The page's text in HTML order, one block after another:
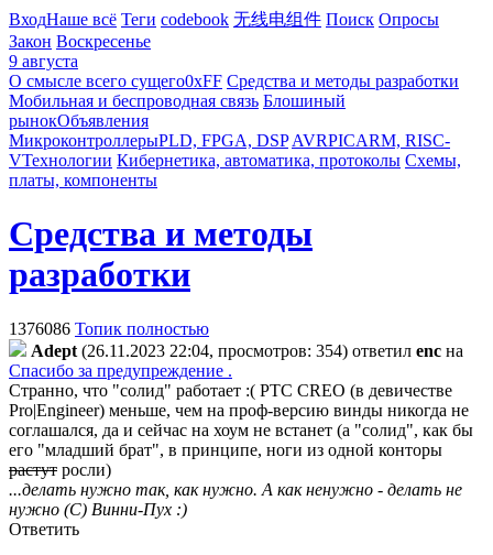
ВходНаше всё Теги codebook 无线电组件 Поиск Опросы
Закон Воскресенье
9 августа
О смысле всего сущего0xFF Средства и методы разработки
Мобильная и беспроводная связь Блошиный
рынокОбъявления
МикроконтроллерыPLD, FPGA, DSP AVRPICARM, RISC-
VТехнологии Кибернетика, автоматика, протоколы Схемы,
платы, компоненты
Средства и методы
разработки
1376086 Топик полностью
Adept (26.11.2023 22:04, просмотров: 354) ответил enc на
Спасибо за предупреждение .
Странно, что "солид" работает :( PTC CREO (в девичестве
Pro|Engineer) меньше, чем на проф-версию винды никогда не
соглашался, да и сейчас на хоум не встанет (а "солид", как бы
его "младший брат", в принципе, ноги из одной конторы
растут росли)
...делать нужно так, как нужно. А как ненужно - делать не
нужно (С) Винни-Пух :)
Ответить